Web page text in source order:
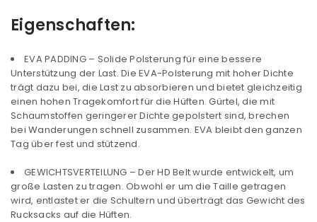
Eigenschaften:
EVA PADDING – Solide Polsterung für eine bessere
Unterstützung der Last. Die EVA-Polsterung mit hoher Dichte
trägt dazu bei, die Last zu absorbieren und bietet gleichzeitig
einen hohen Tragekomfort für die Hüften. Gürtel, die mit
Schaumstoffen geringerer Dichte gepolstert sind, brechen
bei Wanderungen schnell zusammen. EVA bleibt den ganzen
Tag über fest und stützend.
GEWICHTSVERTEILUNG – Der HD Belt wurde entwickelt, um
große Lasten zu tragen. Obwohl er um die Taille getragen
wird, entlastet er die Schultern und überträgt das Gewicht des
Rucksacks auf die Hüften.